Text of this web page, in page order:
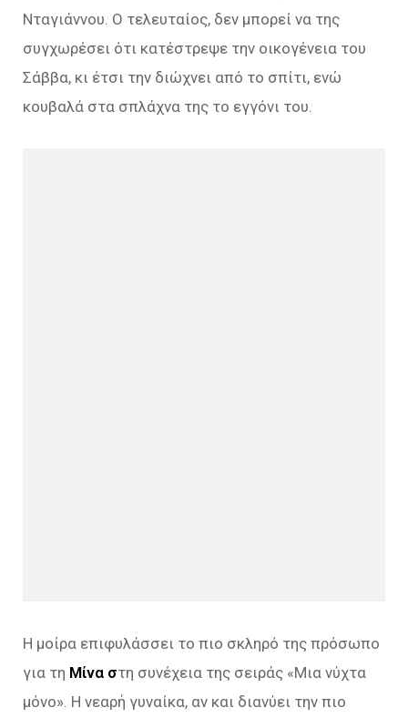
Νταγιάννου. Ο τελευταίος, δεν μπορεί να της
συγχωρέσει ότι κατέστρεψε την οικογένεια του
Σάββα, κι έτσι την διώχνει από το σπίτι, ενώ
κουβαλά στα σπλάχνα της το εγγόνι του.
Η μοίρα επιφυλάσσει το πιο σκληρό της πρόσωπο
για τη Μίνα στη συνέχεια της σειράς «Μια νύχτα
μόνο». Η νεαρή γυναίκα, αν και διανύει την πιο